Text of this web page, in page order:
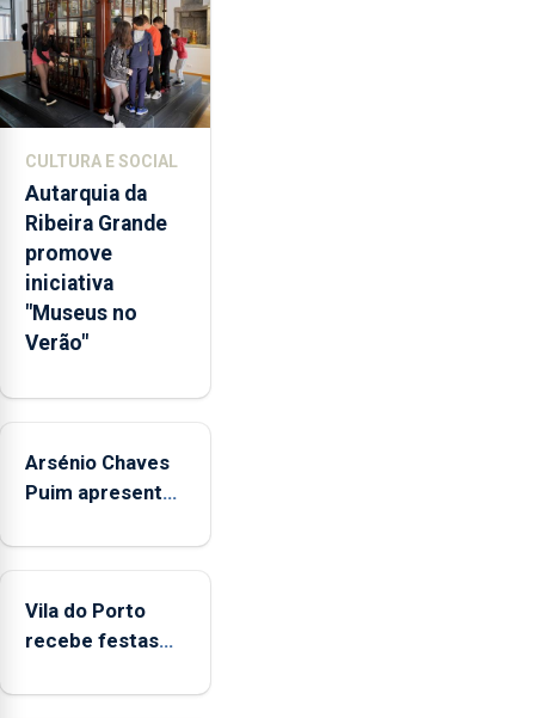
doméstica,
através
da
promoção
de
emocionais
e
sociais
junto
das
crianças
CULTURA E SOCIAL
Autarquia da
Ribeira Grande
promove
iniciativa
"Museus no
Verão"
Arsénio Chaves
Puim apresenta
Biblioteca de
Vila do Porto
recebe festas
Nossa Senhora